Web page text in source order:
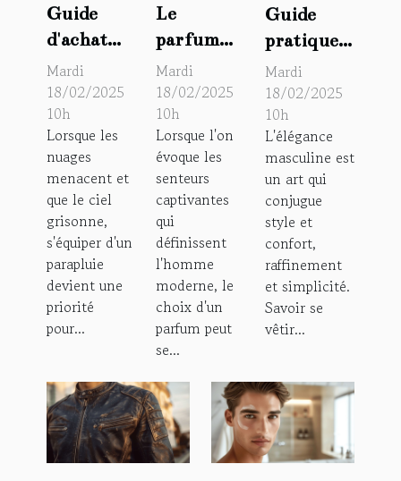
Guide
d'achat
pour un
parapluie
Isotoner :
où et
comment
choisir le
bon
modèle à
la mode
Mardi
18/02/2025
10h
Lorsque les
nuages
menacent et
que le ciel
grisonne,
s'équiper d'un
parapluie
devient une
priorité
pour...
Le
parfum
pour
homme le
plus
vendu :
entre
tendance,
choix et le
fameux
lingot
d'or
Mardi
18/02/2025
10h
Lorsque l'on
évoque les
senteurs
captivantes
qui
définissent
l'homme
moderne, le
choix d'un
parfum peut
se...
Guide
pratique
pour bien
s'habiller
en tant
qu'homme
: astuces
et conseils
Mardi
18/02/2025
10h
L'élégance
masculine est
un art qui
conjugue
style et
confort,
raffinement
et simplicité.
Savoir se
vêtir...